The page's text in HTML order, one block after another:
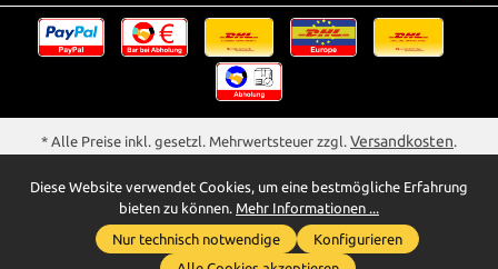
* Alle Preise inkl. gesetzl. Mehrwertsteuer zzgl. Versandkosten.
** Der Verkauf unterliegt der Differenzbesteuerung gem. § 25a UStG
(Gebrauchtgegenstände/Sonderregelung). Ein gesonderter Ausweis der
Umsatzsteuer bei gebrauchten oder wiederaufbereiteten Gegenständen
wird deshalb nicht vorgenommen.Whatsapp für Anfragen
Diese Website verwendet Cookies, um eine bestmögliche Erfahrung
bieten zu können. Mehr Informationen ...
Nur technisch notwendige
Konfigurieren